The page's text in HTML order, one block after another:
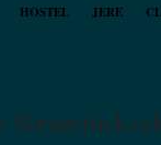
HOSTEL JERE